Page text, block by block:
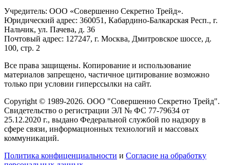
Учредитель: ООО «Совершенно Секретно Трейд».
Юридический адрес: 360051, Кабардино-Балкарская Респ., г.
Нальчик, ул. Пачева, д. 36
Почтовый адрес: 127247, г. Москва, Дмитровское шоссе, д.
100, стр. 2
Все права защищены. Копирование и использование
материалов запрещено, частичное цитирование возможно
только при условии гиперссылки на сайт.
Copyright © 1989-2026. ООО "Совершенно Секретно Трейд".
Свидетельство о регистрации ЭЛ № ФС 77-79634 от
25.12.2020 г., выдано Федеральной службой по надзору в
сфере связи, информационных технологий и массовых
коммуникаций.
Политика конфиценциальности и Согласие на обработку